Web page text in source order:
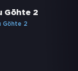
Göhte 2